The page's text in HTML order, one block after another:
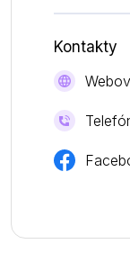
Kontakty